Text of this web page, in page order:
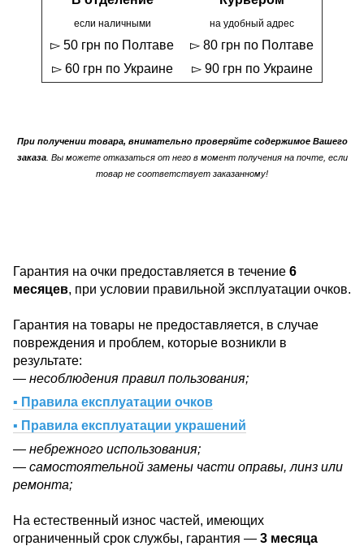
если наличными
▻ 50 грн по Полтаве
▻ 60 грн по Украине
на удобный адрес
▻ 80 грн по Полтаве
▻ 90 грн по Украине
При получении товара, внимательно проверяйте содержимое Вашего
заказа. Вы можете отказаться от него в момент получения на почте, если
товар не соответствует заказанному!
Гарантия на очки предоставляется в течение 6
месяцев, при условии правильной эксплуатации очков.
Гарантия на товары не предоставляется, в случае
повреждения и проблем, которые возникли в
результате:
— несоблюдения правил пользования;
▪ Правила експлуатации очков
▪ Правила експлуатации украшений
— небрежного использования;
— самостоятельной замены части оправы, линз или
ремонта;
На естественный износ частей, имеющих
ограниченный срок службы, гарантия — 3 месяца